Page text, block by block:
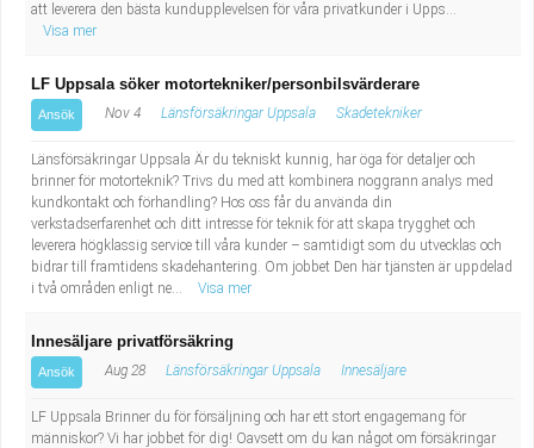
att leverera den bästa kundupplevelsen för våra privatkunder i Upps...
Visa mer
LF Uppsala söker motortekniker/personbilsvärderare
Ansök Nov 4 Länsförsäkringar Uppsala Skadetekniker
Länsförsäkringar Uppsala Är du tekniskt kunnig, har öga för detaljer och
brinner för motorteknik? Trivs du med att kombinera noggrann analys med
kundkontakt och förhandling? Hos oss får du använda din
verkstadserfarenhet och ditt intresse för teknik för att skapa trygghet och
leverera högklassig service till våra kunder – samtidigt som du utvecklas och
bidrar till framtidens skadehantering. Om jobbet Den här tjänsten är uppdelad
i två områden enligt ne...
Visa mer
Innesäljare privatförsäkring
Ansök Aug 28 Länsförsäkringar Uppsala Innesäljare
LF Uppsala Brinner du för försäljning och har ett stort engagemang för
människor? Vi har jobbet för dig! Oavsett om du kan något om försäkringar